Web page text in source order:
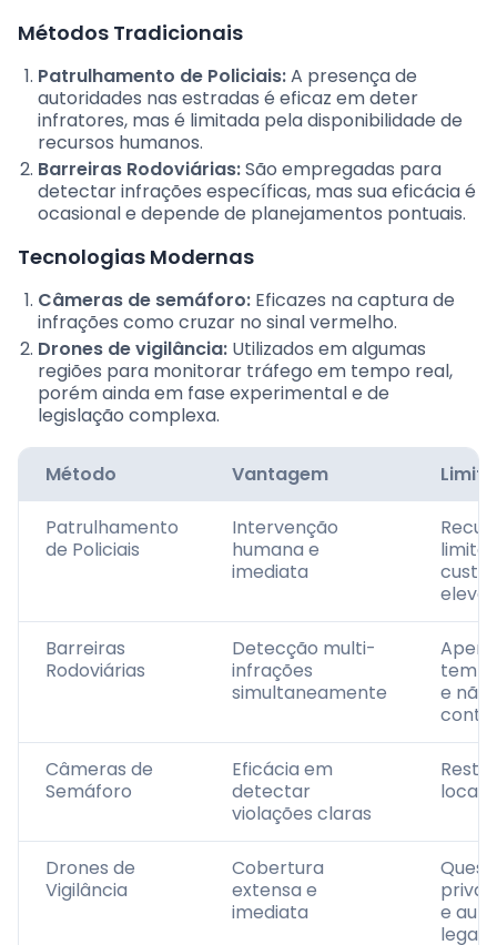
Métodos Tradicionais
Patrulhamento de Policiais:A presença de
autoridades nas estradas é eficaz em deter
infratores, mas é limitada pela disponibilidade de
recursos humanos.
Barreiras Rodoviárias:São empregadas para
detectar infrações específicas, mas sua eficácia é
ocasional e depende de planejamentos pontuais.
Tecnologias Modernas
Câmeras de semáforo: Eficazes na captura de
infrações como cruzar no sinal vermelho.
Drones de vigilância: Utilizados em algumas
regiões para monitorar tráfego em tempo real,
porém ainda em fase experimental e de
legislação complexa.
Método Vantagem
Patrulhamento
de Policiais
Intervenção
humana e
imediata
custo
Barreiras
Rodoviárias
Detecção multi-
infrações
simultaneamente
e não
Câmeras de
Semáforo
Eficácia em
detectar
violações claras
locais
Drones de
Vigilância
Cobertura
extensa e
imediata
e
legal